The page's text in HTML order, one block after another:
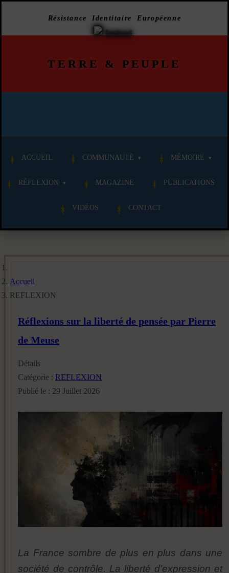
Résistance Identitaire Européenne
TERRE & PEUPLE
ACCUEIL COMMUNAUTÉ MÉMOIRE
RÉFLEXION MAGAZINE PUBLICATIONS
VIDÉOS CONTACT
Accueil
REFLEXION
Réflexions sur la liberté de pensée par Pierre
de Meuse
Détails
Catégorie : REFLEXION
Publié le : 29 Juillet 2026
La France sombre de plus en plus dans une
société de contrôle. La liberté d’expression et